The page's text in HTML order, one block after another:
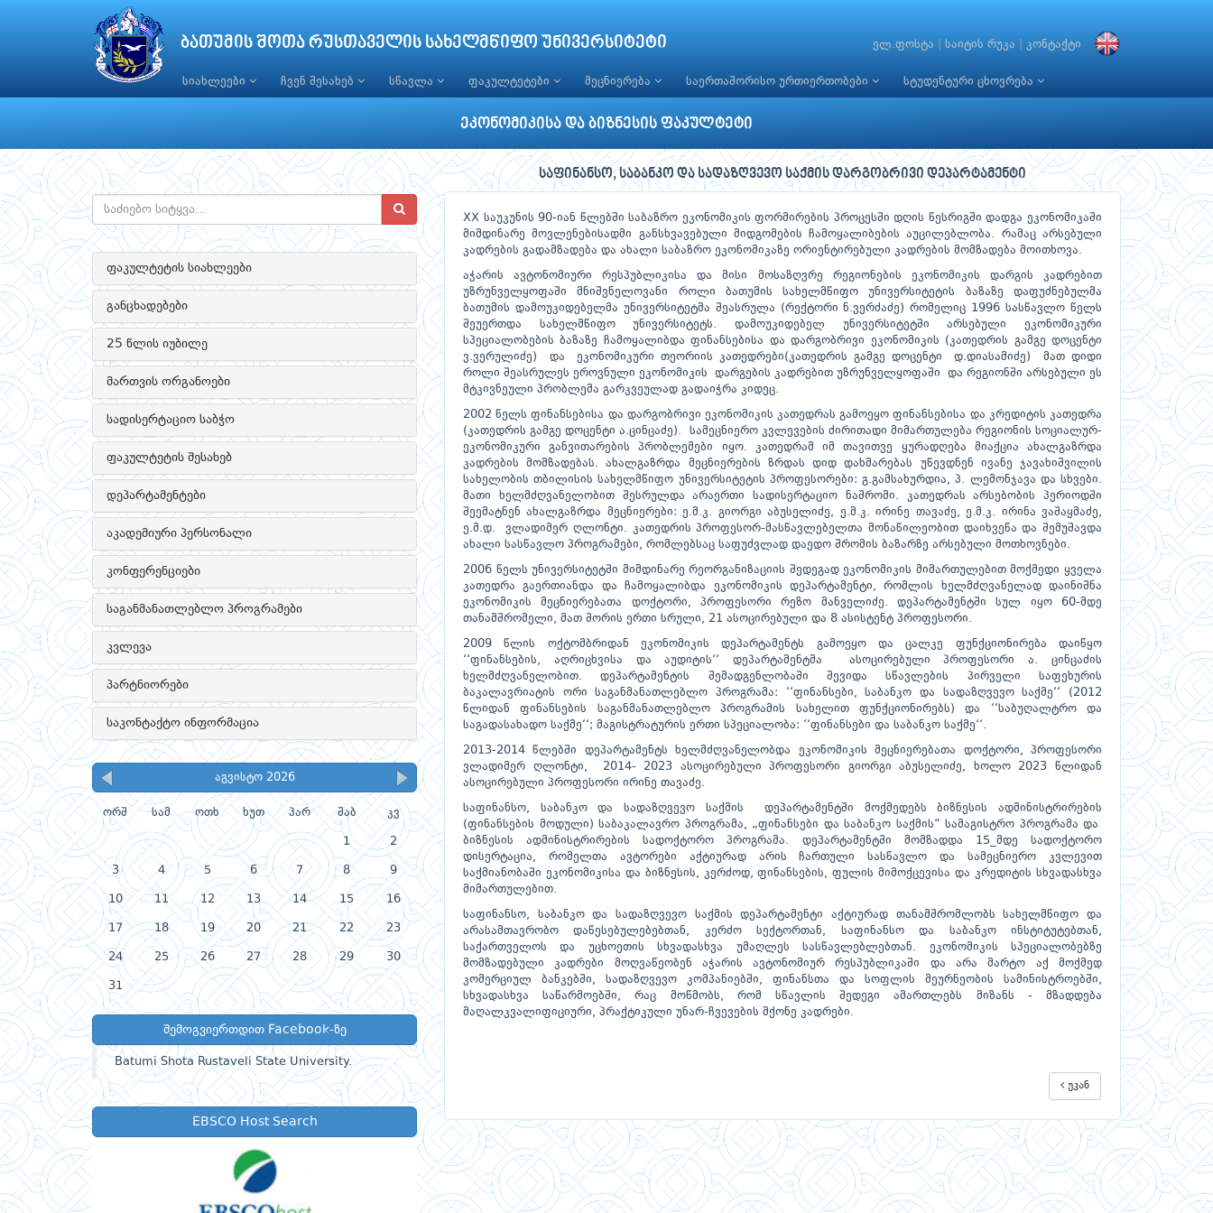
ბათუმის შოთა რუსთაველის სახელმწიფო უნივერსიტეტი ელ.ფოსტა საიტის რუკა კონტაქტი
სიახლეები ჩვენ შესახებ სწავლა ფაკულტეტები მეცნიერება საერთაშორისო ურთიერთობები სტუდენტური ცხოვრება
ეკონომიკისა და ბიზნესის ფაკულტეტი
ფაკულტეტის სიახლეები
განცხადებები
25 წლის იუბილე
მართვის ორგანოები
სადისერტაციო საბჭო
ფაკულტეტის შესახებ
დეპარტამენტები
აკადემიური პერსონალი
კონფერენციები
საგანმანათლებლო პროგრამები
კვლევა
პარტნიორები
საკონტაქტო ინფორმაცია
აგვისტო 2026
ორშ სამ ოთხ ხუთ პარ შაბ კვ
1 2
3 4 5 6 7 8 9
10 11 12 13 14 15 16
17 18 19 20 21 22 23
24 25 26 27 28 29 30
31
შემოგვიერთდით Facebook-ზე
Batumi Shota Rustaveli State University.
EBSCO Host Search
საფინანსო, საბანკო და სადაზღვევო საქმის დარგობრივი დეპარტამენტი
XX საუკუნის 90-იან წლებში საბაზრო ეკონომიკის ფორმირების პროცესში დღის წესრიგში დადგა ეკონომიკაში
მიმდინარე მოვლენებისადმი განსხვავებული მიდგომების ჩამოყალიბების აუცილებლობა. რამაც არსებული
კადრების გადამზადება და ახალი საბაზრო ეკონომიკაზე ორიენტირებული კადრების მომზადება მოითხოვა.
აჭარის ავტონომიური რესპუბლიკისა და მისი მოსაზღვრე რეგიონების ეკონომიკის დარგის კადრებით
უზრუნველყოფაში მნიშვნელოვანი როლი ბათუმის სახელმწიფო უნივერსიტეტის ბაზაზე დაფუძნებულმა
ბათუმის დამოუკიდებელმა უნივერსიტეტმა შეასრულა (რექტორი ნ.ვერძაძე) რომელიც 1996 სასწავლო წელს
შეუერთდა სახელმწიფო უნივერსიტეტს. დამოუკიდებელ უნივერსიტეტში არსებული ეკონომიკური
სპეციალობების ბაზაზე ჩამოყალიბდა ფინანსებისა და დარგობრივი ეკონომიკის (კათედრის გამგე დოცენტი
ვ.ვერულიძე) და ეკონომიკური თეორიის კათედრები(კათედრის გამგე დოცენტი დ.დიასამიძე) მათ დიდი
როლი შეასრულეს ეროვნული ეკონომიკის დარგების კადრებით უზრუნველყოფაში და რეგიონში არსებული ეს
მტკივნეული პრობლემა გარკვეულად გადაიჭრა კიდეც.
2002 წელს ფინანსებისა და დარგობრივი ეკონომიკის კათედრას გამოეყო ფინანსებისა და კრედიტის კათედრა
(კათედრის გამგე დოცენტი ა.ცინცაძე). სამეცნიერო კვლევების ძირითადი მიმართულება რეგიონის სოციალურ-
ეკონომიკური განვითარების პრობლემები იყო. კათედრამ იმ თავითვე ყურადღება მიაქცია ახალგაზრდა
კადრების მომზადებას. ახალგაზრდა მეცნიერების ზრდას დიდ დახმარებას უწევდნენ ივანე ჯავახიშვილის
სახელობის თბილისის სახელმწიფო უნივერსიტეტის პროფესორები: გ.გამსახურდია, პ. ლემონჯავა და სხვები.
მათი ხელმძღვანელობით შესრულდა არაერთი სადისერტაციო ნაშრომი. კათედრას არსებობის პერიოდში
შეემატნენ ახალგაზრდა მეცნიერები: ე.მ.კ. გიორგი აბუსელიძე, ე.მ.კ. ირინე თავაძე, ე.მ.კ. ირინა ვაშაყმაძე,
ე.მ.დ. ვლადიმერ ღლონტი. კათედრის პროფესორ-მასწავლებელთა მონაწილეობით დაიხვეწა და შემუშავდა
ახალი სასწავლო პროგრამები, რომლებსაც საფუძვლად დაედო შრომის ბაზარზე არსებული მოთხოვნები.
2006 წელს უნივერსიტეტში მიმდინარე რეორგანიზაციის შედეგად ეკონომიკის მიმართულებით მოქმედი ყველა
კათედრა გაერთიანდა და ჩამოყალიბდა ეკონომიკის დეპარტამენტი, რომლის ხელმძღვანელად დაინიშნა
ეკონომიკის მეცნიერებათა დოქტორი, პროფესორი რეზო მანველიძე. დეპარტამენტში სულ იყო 60-მდე
თანამშრომელი, მათ შორის ერთი სრული, 21 ასოცირებული და 8 ასისტენტ პროფესორი.
2009 წლის ოქტომბრიდან ეკონომიკის დეპარტამენტს გამოეყო და ცალკე ფუნქციონირება დაიწყო
‘‘ფინანსების, აღრიცხვისა და აუდიტის‘‘ დეპარტამენტმა ასოცირებული პროფესორი ა. ცინცაძის
ხელმძღვანელობით. დეპარტამენტის შემადგენლობაში შევიდა სწავლების პირველი საფეხურის
ბაკალავრიატის ორი საგანმანათლებლო პროგრამა: ‘‘ფინანსები, საბანკო და სადაზღვევო საქმე‘‘ (2012
წლიდან ფინანსების საგანმანათლებლო პროგრამის სახელით ფუნქციონირებს) და ‘‘საბუღალტრო და
საგადასახადო საქმე‘‘; მაგისტრატურის ერთი სპეციალობა: ‘‘ფინანსები და საბანკო საქმე‘‘.
2013-2014 წლებში დეპარტამენტს ხელმძღვანელობდა ეკონომიკის მეცნიერებათა დოქტორი, პროფესორი
ვლადიმერ ღლონტი, 2014- 2023 ასოცირებული პროფესორი გიორგი აბუსელიძე, ხოლო 2023 წლიდან
ასოცირებული პროფესორი ირინე თავაძე.
საფინანსო, საბანკო და სადაზღვევო საქმის დეპარტამენტში მოქმედებს ბიზნესის ადმინისტრირების
(ფინანსების მოდული) საბაკალავრო პროგრამა, „ფინანსები და საბანკო საქმის“ სამაგისტრო პროგრამა და
ბიზნესის ადმინისტრირების სადოქტორო პროგრამა. დეპარტამენტში მომზადდა 15_მდე სადოქტორო
დისერტაცია, რომელთა ავტორები აქტიურად არის ჩართული სასწავლო და სამეცნიერო კვლევით
საქმიანობაში ეკონომიკისა და ბიზნესის, კერძოდ, ფინანსების, ფულის მიმოქცევისა და კრედიტის სხვადასხვა
მიმართულებით.
საფინანსო, საბანკო და სადაზღვევო საქმის დეპარტამენტი აქტიურად თანამშრომლობს სახელმწიფო და
არასამთავრობო დაწესებულებებთან, კერძო სექტორთან, საფინანსო და საბანკო ინსტიტუტებთან,
საქართველოს და უცხოეთის სხვადასხვა უმაღლეს სასწავლებლებთან. ეკონომიკის სპეციალობებზე
მომზადებული კადრები მოღვაწეობენ აჭარის ავტონომიურ რესპუბლიკაში და არა მარტო აქ მოქმედ
კომერციულ ბანკებში, სადაზღვევო კომპანიებში, ფინანსთა და სოფლის მეურნეობის სამინისტროებში,
სხვადასხვა საწარმოებში, რაც მოწმობს, რომ სწავლის შედეგი ამართლებს მიზანს - მზადდება
მაღალკვალიფიციური, პრაქტიკული უნარ-ჩვევების მქონე კადრები.
უკან